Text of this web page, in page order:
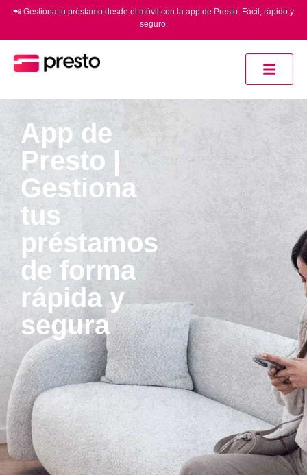
📲 Gestiona tu préstamo desde el móvil con la app de Presto. Fácil, rápido y
seguro.
App de
Presto |
Gestiona
tus
préstamos
de forma
rápida y
segura